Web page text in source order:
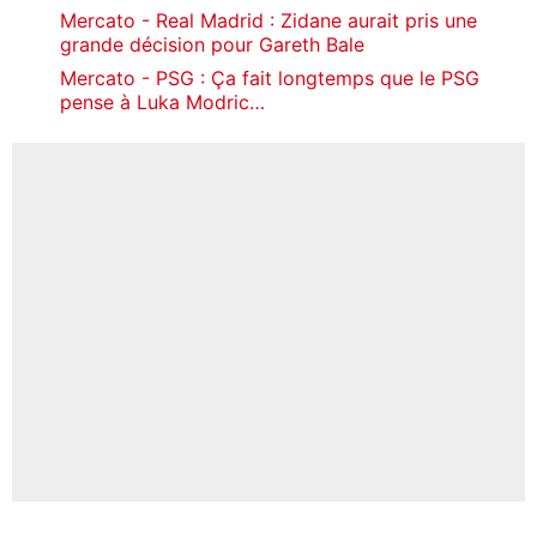
Mercato - Real Madrid : Zidane aurait pris une
grande décision pour Gareth Bale
Mercato - PSG : Ça fait longtemps que le PSG
pense à Luka Modric…